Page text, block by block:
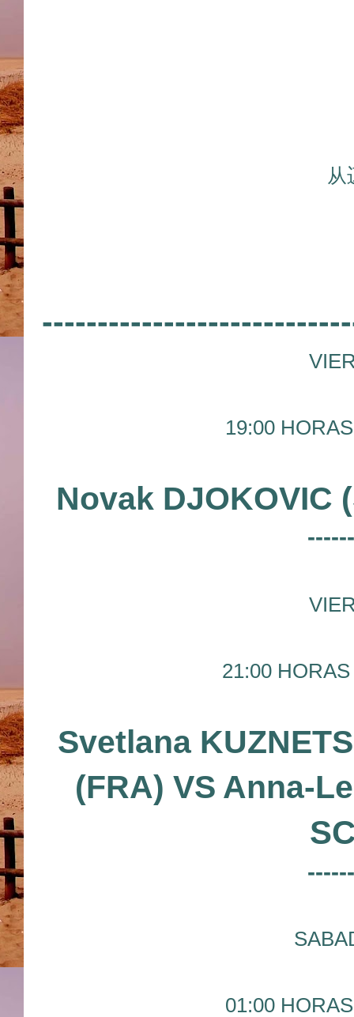
从
19:00
Novak DJOKOVIC
21:00
Svetlana
(FRA) VS Anna-
01:00